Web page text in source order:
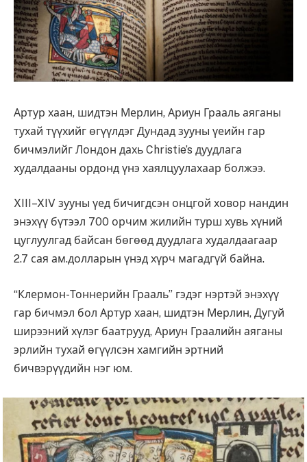
Артур хаан, шидтэн Мерлин, Ариун Грааль аяганы
тухай түүхийг өгүүлдэг Дундад зууны үеийн гар
бичмэлийг Лондон дахь Christie’s дуудлага
худалдааны ордонд үнэ хаялцуулахаар болжээ.
XIII–XIV зууны үед бичигдсэн онцгой ховор нандин
энэхүү бүтээл 700 орчим жилийн турш хувь хүний
цуглуулгад байсан бөгөөд дуудлага худалдаагаар
2.7 сая ам.долларын үнэд хүрч магадгүй байна.
“Клермон-Тоннерийн Грааль” гэдэг нэртэй энэхүү
гар бичмэл бол Артур хаан, шидтэн Мерлин, Дугуй
ширээний хүлэг баатрууд, Ариун Граалийн аяганы
эрлийн тухай өгүүлсэн хамгийн эртний
бичвэрүүдийн нэг юм.